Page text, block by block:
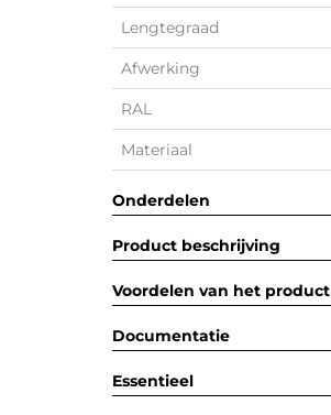
Lengtegraad
Afwerking
RAL
Materiaal
Onderdelen
Product beschrijving
Voordelen van het product
Documentatie
Essentieel